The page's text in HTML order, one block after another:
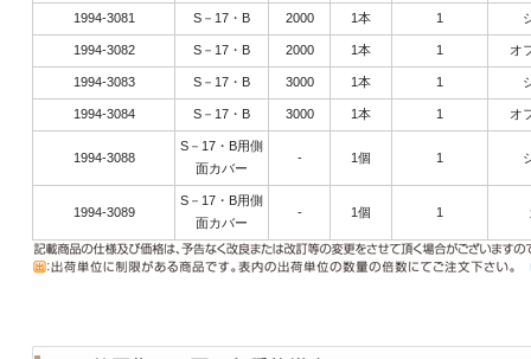
1994-3081 S－17・B
1994-3082 S－17・B
1994-3083 S－17・B
1994-3084 S－17・B
1994-3088
S－17・B用側
面カバー
1994-3089
S－17・B用側
面カバー
2000 1本 1
2000 1本 1 オ
3000 1本 1
3000 1本 1 オ
- 1個 1
- 1個 1